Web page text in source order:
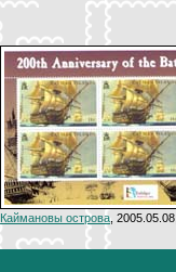
Каймановы острова, 2005.05.08,